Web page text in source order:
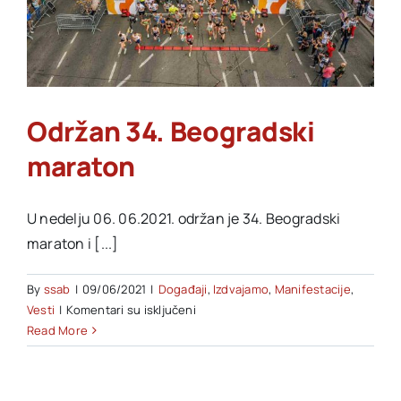
Održan 34. Beogradski
maraton
U nedelju 06. 06.2021. održan je 34. Beogradski
maraton i [...]
By ssab | 09/06/2021 | Događaji, Izdvajamo, Manifestacije,
Vesti | Komentari su isključenina
34.
Read More